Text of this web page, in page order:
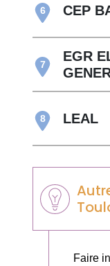
6 CEP
7
EGR
8 LEAL
Faire